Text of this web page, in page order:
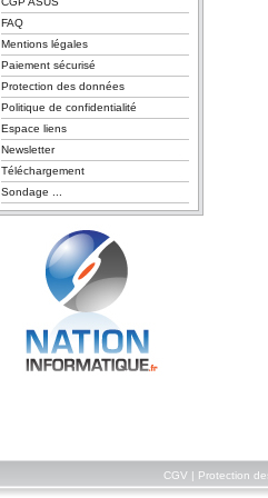
FAQ
Mentions légales
Paiement sécurisé
Protection des données
Politique de confidentialité
Espace liens
Newsletter
Téléchargement
Sondage ...
CGV Protection